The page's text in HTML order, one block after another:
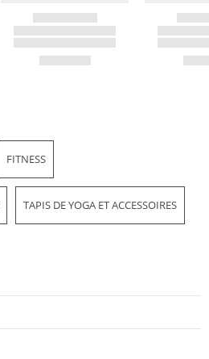
FITNESS
TAPIS DE YOGA ET ACCESSOIRES